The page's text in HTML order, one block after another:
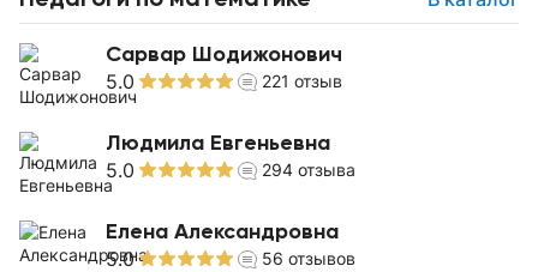
Сарвар Шодижонович
5.0 221 отзыв
Людмила Евгеньевна
5.0 294 отзыва
Елена Александровна
5.0 56 отзывов